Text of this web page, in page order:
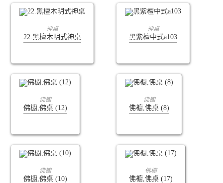
查看內容
神桌
22.黑檀木明式神桌
查看內容
神桌
黑紫檀中式a103
查看內容
佛櫥
佛櫥,佛桌 (12)
查看內容
佛櫥
佛櫥,佛桌 (8)
查看內容
佛櫥
佛櫥,佛桌 (10)
查看內容
佛櫥
佛櫥,佛桌 (17)